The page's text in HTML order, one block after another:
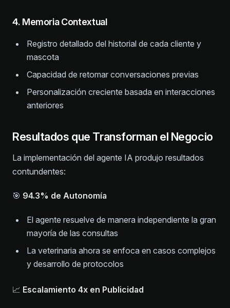
4. Memoria Contextual
Registro detallado del historial de cada cliente y
mascota
Capacidad de retomar conversaciones previas
Personalización creciente basada en interacciones
anteriores
Resultados que Transforman el Negocio
La implementación del agente IA produjo resultados
contundentes:
🎯 94.3% de Autonomía
El agente resuelve de manera independiente la gran
mayoría de las consultas
La veterinaria ahora se enfoca en casos complejos
y desarrollo de protocolos
📈 Escalamiento 4x en Publicidad